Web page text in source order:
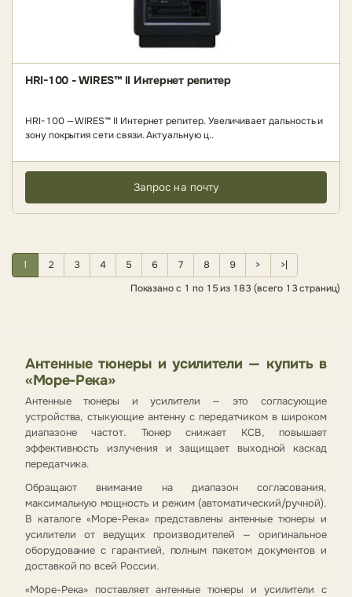
HRI-100 - WIRES™ II Интернет репитер
HRI-100 — WIRES™ II Интернет репитер. Увеличивает дальность и
зону покрытия сети связи. Актуальную ц..
Запрос на почту
1 2 3 4 5 6 7 8 9 >
>|
Показано с 1 по 15 из 183 (всего 13 страниц)
Антенные тюнеры и усилители — купить в
«Море-Река»
Антенные тюнеры и усилители — это согласующие
устройства, стыкующие антенну с передатчиком в широком
диапазоне частот. Тюнер снижает КСВ, повышает
эффективность излучения и защищает выходной каскад
передатчика.
Обращают внимание на диапазон согласования,
максимальную мощность и режим (автоматический/ручной).
В каталоге «Море-Река» представлены антенные тюнеры и
усилители от ведущих производителей — оригинальное
оборудование с гарантией, полным пакетом документов и
доставкой по всей России.
«Море-Река» поставляет антенные тюнеры и усилители с